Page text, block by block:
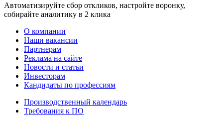
Автоматизируйте сбор откликов, настройте воронку,
собирайте аналитику в 2 клика
О компании
Наши вакансии
Партнерам
Реклама на сайте
Новости и статьи
Инвесторам
Кандидаты по профессиям
Производственный календарь
Требования к ПО